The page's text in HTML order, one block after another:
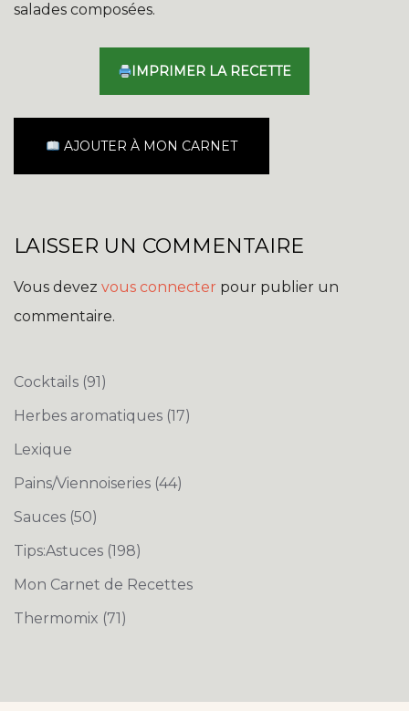
salades composées.
IMPRIMER LA RECETTE
AJOUTER À MON CARNET
LAISSER UN COMMENTAIRE
Vous devez vous connecter pour publier un
commentaire.
Cocktails (91)
Herbes aromatiques (17)
Lexique
Pains/Viennoiseries (44)
Sauces (50)
Tips:Astuces (198)
Mon Carnet de Recettes
Thermomix (71)